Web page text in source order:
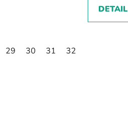
DETAIL
29 30 31 32